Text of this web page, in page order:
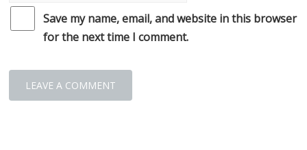
Save my name, email, and website in this browser
for the next time I comment.